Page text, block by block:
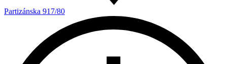
Partizánska 917/80